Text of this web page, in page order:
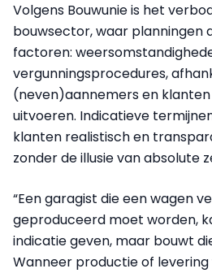
Volgens Bouwunie is het
bouwsector, waar planningen
factoren:
vergunningsprocedures,
(neven)aannemers en
uitvoeren. Indicatieve
klanten realistisch en
zonder de illusie van absolute
“Een garagist die een wagen
geproduceerd moet worden,
indicatie geven, maar bouwt
Wanneer productie of